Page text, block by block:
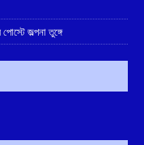
জল্পনা তুঙ্গে